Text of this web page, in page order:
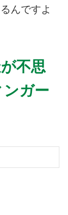
んですよ
不思
ガー